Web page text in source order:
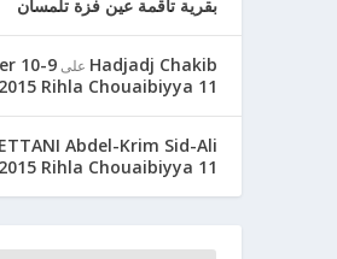
بقرية تاقمة عين فزة تلمسان
Hadjadj Chakib على
2015 Rihla Chouaibiyya 11
Abdel-Krim Sid-Ali
Rihla Chouaibiyya 11